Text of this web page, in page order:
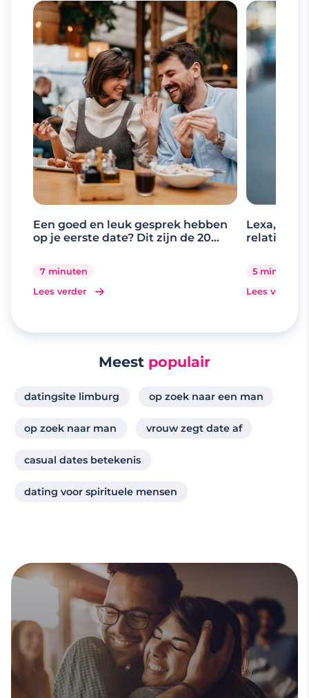
Een goed en leuk gesprek hebben
op je eerste date? Dit zijn de 20
7 minuten
Lees verder
Lexa, de
relaties
5 minuten
Lees verder
Meest populair
datingsite limburg op zoek naar een man
op zoek naar man vrouw zegt date af
casual dates betekenis
dating voor spirituele mensen